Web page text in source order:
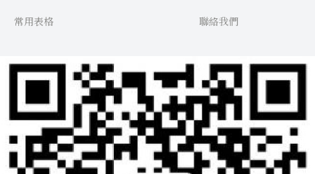
常用表格
聯絡我們